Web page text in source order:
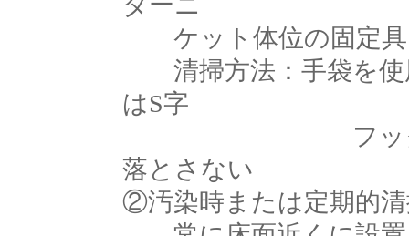
ケット体位の固定具
清掃方法：手袋を使
はS字
フックなどを
落とさない
②汚染時または定期的